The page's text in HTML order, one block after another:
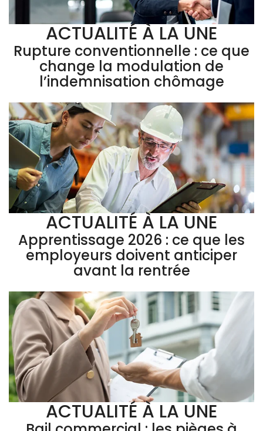
ACTUALITÉ À LA UNE
Rupture conventionnelle : ce que
change la modulation de
l’indemnisation chômage
ACTUALITÉ À LA UNE
Apprentissage 2026 : ce que les
employeurs doivent anticiper
avant la rentrée
ACTUALITÉ À LA UNE